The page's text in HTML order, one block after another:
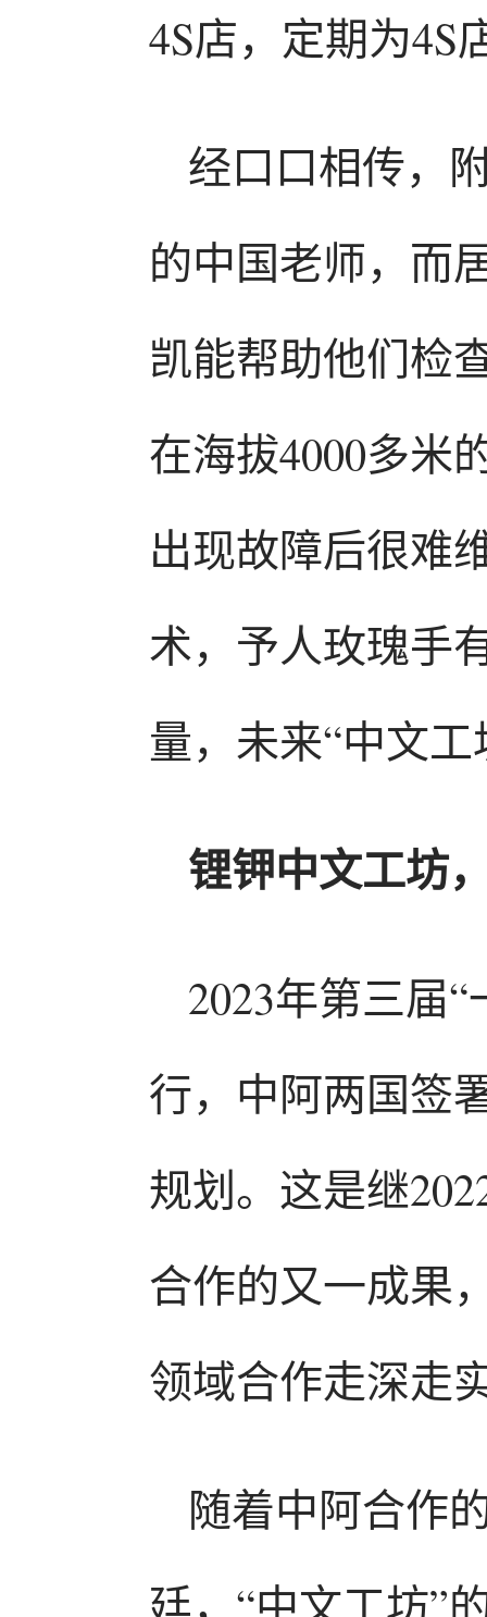
4S店，定期为4S
经口口相传，
的中国老师，而
凯能帮助他们检
在海拔4000多米
出现故障后很难
术，予人玫瑰手
量，未来“中文
锂钾中文工坊
2023年第三届
行，中阿两国签
规划。这是继
合作的又一成果
领域合作走深走
随着中阿合作
廷，“中文工坊”